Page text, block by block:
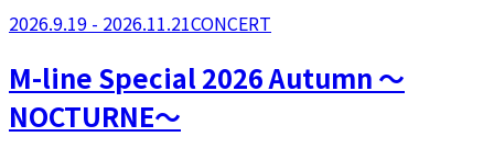
2026.9.19 - 2026.11.21CONCERT
M-line Special 2026 Autumn 〜
NOCTURNE〜